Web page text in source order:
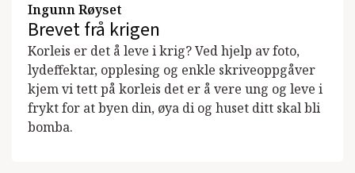
Ingunn Røyset
Brevet frå krigen
Korleis er det å leve i krig? Ved hjelp av foto,
lydeffektar, opplesing og enkle skriveoppgåver
kjem vi tett på korleis det er å vere ung og leve i
frykt for at byen din, øya di og huset ditt skal bli
bomba.